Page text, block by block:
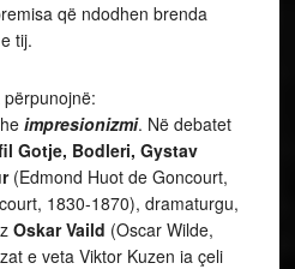
që ndodhen brenda
tij.
impresionizmi. Në debatet
Gotje, Bodleri, Gystav
(Edmond Huot de Goncourt,
1830-1870), dramaturgu,
Oskar Vaild (Oscar Wilde,
e veta Viktor Kuzen ia çeli